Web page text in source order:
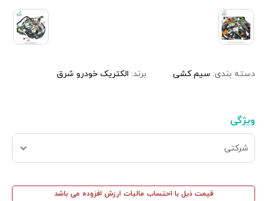
دسته بندی: سیم کشی برند: الکتریک خودرو شرق
ویژگی
شرکتی
قیمت ذیل با احتساب مالیات ارزش افزوده می باشد